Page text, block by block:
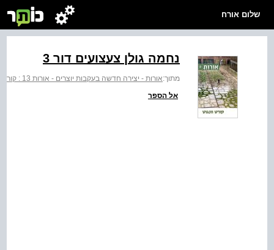
שלום אורח
נחמה גולן צעצועים דור 3
מתוך:אורות - יצירה חדשה בעקבות יוצרים - אורות 13 : קורט וונגוט
אל הספר